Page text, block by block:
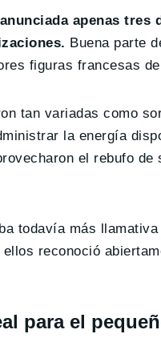
apenas tres
Buena parte
figuras francesas
tan variadas como
la energía
el rebufo
todavía más
reconoció
para el